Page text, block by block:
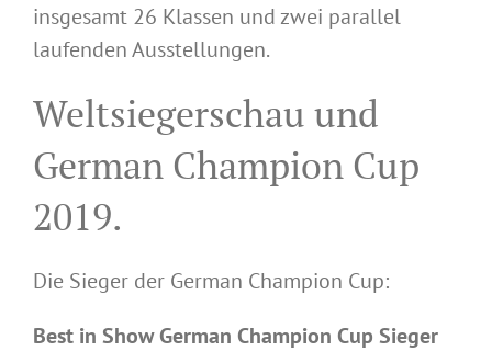
insgesamt 26 Klassen und zwei parallel
laufenden Ausstellungen.
Weltsiegerschau und
German Champion Cup
2019.
Die Sieger der German Champion Cup:
Best in Show German Champion Cup Sieger